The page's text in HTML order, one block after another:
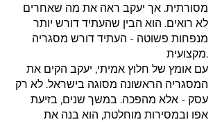
מסורתית. אך יעקב ראה את מה שאחרים
לא רואים. הוא הבין שהעתיד דורש יותר
מנפחות פשוטה - העתיד דורש מסגריה
מקצועית.
עם אומץ של חלוץ אמיתי, יעקב הקים את
המסגריה הראשונה מסוגה בישראל. לא רק
עסק - אלא מהפכה. במשך שנים, בזיעת
אפו ובמסירות מוחלטת, הוא בנה את